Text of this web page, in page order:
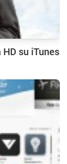
su iTunes